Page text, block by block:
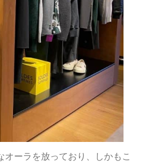
ーラを放っており、しかもこ